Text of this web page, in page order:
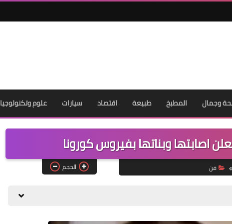
وجمال المطبخ طبيعة اقتصاد سيارات علوم وتكنولوجيا
اصابتها وبناتها بفيروس كورونا
فن الحجم